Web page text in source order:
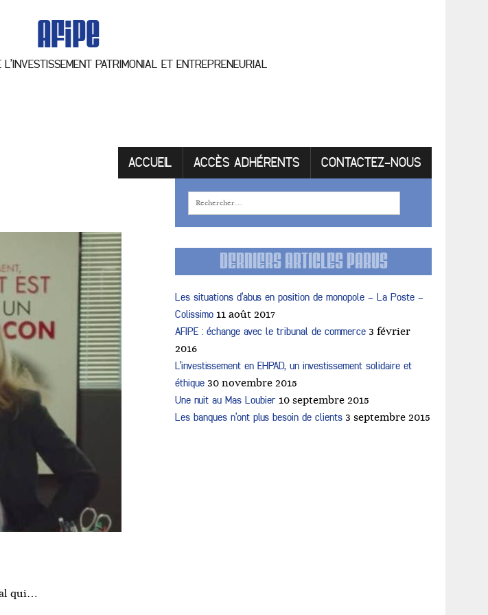
AFiPe
PATRIMONIAL ET ENTREPRENEURIAL
ACCUEIL ACCÈS ADHÉRENTS CONTACTEZ-NOUS
qui…
DERNIERS ARTICLES PARUS
Les situations d’abus en position de monopole – La Poste –
Colissimo 11 août 2017
AFIPE : échange avec le tribunal de commerce 3 février
2016
L’investissement en EHPAD, un investissement solidaire et
éthique 30 novembre 2015
Une nuit au Mas Loubier 10 septembre 2015
Les banques n’ont plus besoin de clients 3 septembre 2015